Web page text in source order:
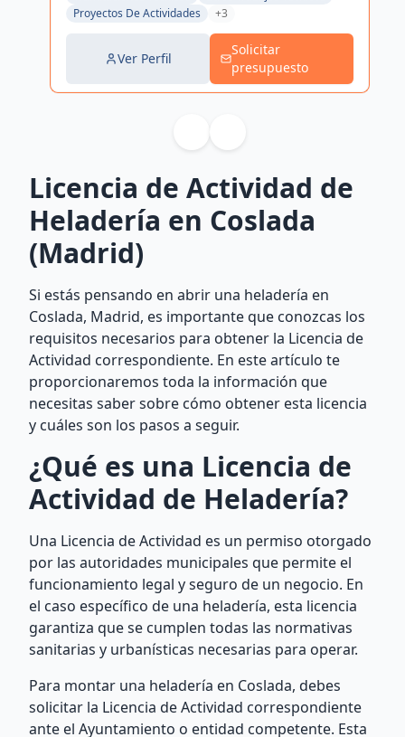
Proyectos De Actividades
+3
Ver Perfil
Solicitar
presupuesto
Licencia de Actividad de
Heladería en Coslada
(Madrid)
Si estás pensando en abrir una heladería en
Coslada, Madrid, es importante que conozcas los
requisitos necesarios para obtener la Licencia de
Actividad correspondiente. En este artículo te
proporcionaremos toda la información que
necesitas saber sobre cómo obtener esta licencia
y cuáles son los pasos a seguir.
¿Qué es una Licencia de
Actividad de Heladería?
Una Licencia de Actividad es un permiso otorgado
por las autoridades municipales que permite el
funcionamiento legal y seguro de un negocio. En
el caso específico de una heladería, esta licencia
garantiza que se cumplen todas las normativas
sanitarias y urbanísticas necesarias para operar.
Para montar una heladería en Coslada, debes
solicitar la Licencia de Actividad correspondiente
ante el Ayuntamiento o entidad competente. Esta